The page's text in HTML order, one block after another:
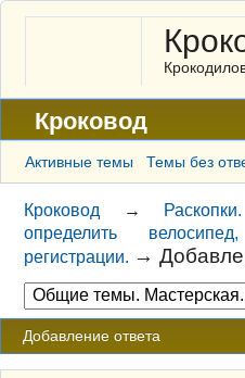
Кроковод
Форум
Архив
ГАЛЕРЕЯ
Правила
Поиск
Регистрация
Активные темы Темы без
Кроковод →
определить
регистрации. →
Добавление ответа